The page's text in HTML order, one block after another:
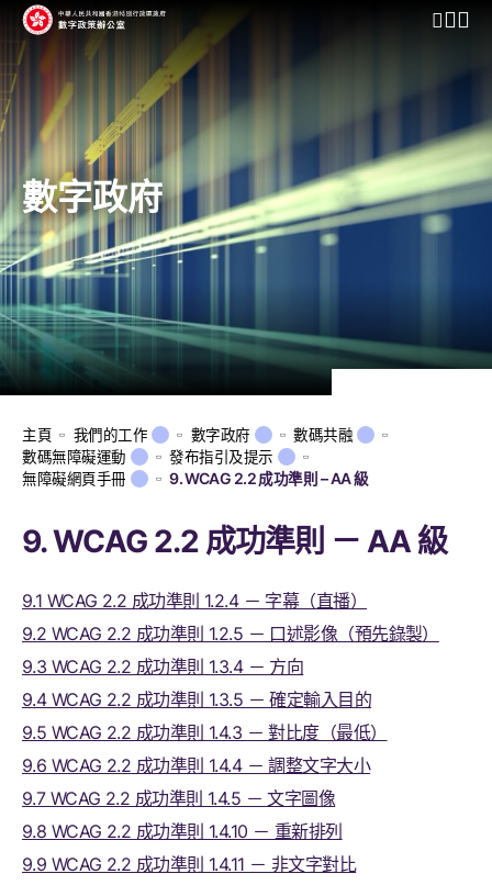
開啟行
數字政府
主頁 我們的工作 數字政府
數碼共融
數碼無障礙運動
發布指引及提示
無障礙網頁手冊
9. WCAG 2.2 成功準則 – AA 級
9. WCAG 2.2 成功準則 － AA 級
9.1 WCAG 2.2 成功準則 1.2.4 － 字幕（直播）
9.2 WCAG 2.2 成功準則 1.2.5 － 口述影像（預先錄製）
9.3 WCAG 2.2 成功準則 1.3.4 － 方向
9.4 WCAG 2.2 成功準則 1.3.5 － 確定輸入目的
9.5 WCAG 2.2 成功準則 1.4.3 － 對比度（最低）
9.6 WCAG 2.2 成功準則 1.4.4 － 調整文字大小
9.7 WCAG 2.2 成功準則 1.4.5 － 文字圖像
9.8 WCAG 2.2 成功準則 1.4.10 － 重新排列
9.9 WCAG 2.2 成功準則 1.4.11 － 非文字對比